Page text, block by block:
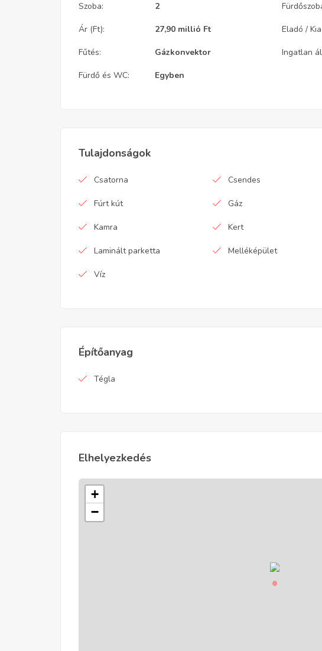
Szoba: 2
Ár (Ft): 27,90 millió Ft Eladó /
Fűtés: Gázkonvektor Ingatlan
Fürdő és WC: Egyben
Tulajdonságok
Csatorna Csendes
Fúrt kút Gáz
Kamra Kert
Laminált parketta Melléképület
Víz
Építőanyag
Tégla
Elhelyezkedés
+
−